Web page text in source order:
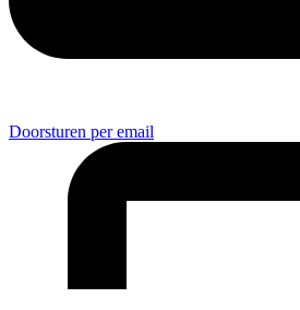
Doorsturen per email